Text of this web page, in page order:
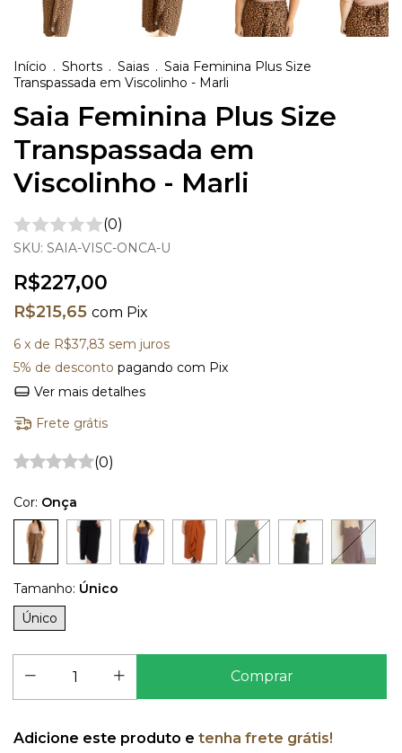
Início . Shorts . Saias . Saia Feminina Plus Size
Transpassada em Viscolinho - Marli
Saia Feminina Plus Size
Transpassada em
Viscolinho - Marli
(0)
SKU: SAIA-VISC-ONCA-U
R$227,00
R$215,65 com Pix
6 x de R$37,83 sem juros
5% de desconto pagando com Pix
Ver mais detalhes
Frete grátis
(0)
Cor: Onça
Tamanho: Único
Único
Adicione este produto e tenha frete grátis!